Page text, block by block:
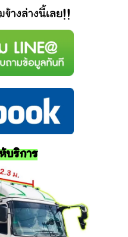
างล่างนี้เลย!!
บริการ